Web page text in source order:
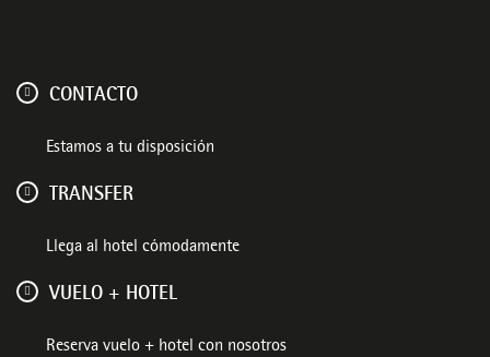
CONTACTO
Estamos a tu disposición
TRANSFER
Llega al hotel cómodamente
VUELO + HOTEL
Reserva vuelo + hotel con nosotros